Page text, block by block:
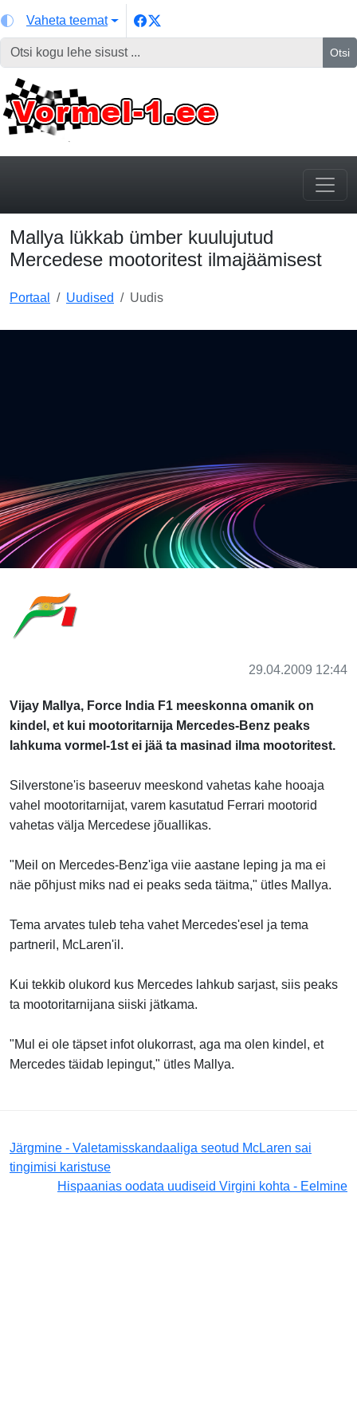
Vaheta teemat
Otsi
Mallya lükkab ümber kuulujutud
Mercedese mootoritest ilmajäämisest
Portaal Uudised Uudis
29.04.2009 12:44
Vijay Mallya, Force India F1 meeskonna omanik on
kindel, et kui mootoritarnija Mercedes-Benz peaks
lahkuma vormel-1st ei jää ta masinad ilma mootoritest.
Silverstone'is baseeruv meeskond vahetas kahe hooaja
vahel mootoritarnijat, varem kasutatud Ferrari mootorid
vahetas välja Mercedese jõuallikas.
"Meil on Mercedes-Benz'iga viie aastane leping ja ma ei
näe põhjust miks nad ei peaks seda täitma," ütles Mallya.
Tema arvates tuleb teha vahet Mercedes'esel ja tema
partneril, McLaren'il.
Kui tekkib olukord kus Mercedes lahkub sarjast, siis peaks
ta mootoritarnijana siiski jätkama.
"Mul ei ole täpset infot olukorrast, aga ma olen kindel, et
Mercedes täidab lepingut," ütles Mallya.
Järgmine - Valetamisskandaaliga seotud McLaren sai
tingimisi karistuse
Hispaanias oodata uudiseid Virgini kohta - Eelmine